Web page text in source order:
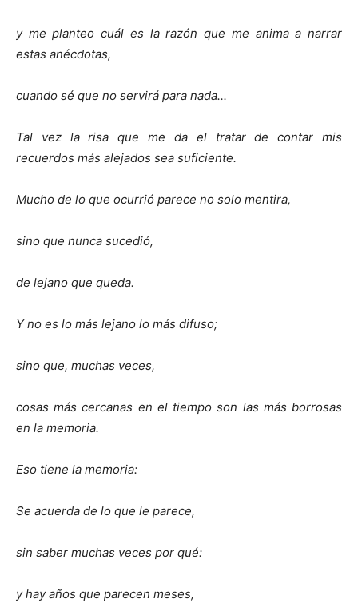
y me planteo cuál es la razón que me anima a narrar
estas anécdotas,
cuando sé que no servirá para nada...
Tal vez la risa que me da el tratar de contar mis
recuerdos más alejados sea suficiente.
Mucho de lo que ocurrió parece no solo mentira,
sino que nunca sucedió,
de lejano que queda.
Y no es lo más lejano lo más difuso;
sino que, muchas veces,
cosas más cercanas en el tiempo son las más borrosas
en la memoria.
Eso tiene la memoria:
Se acuerda de lo que le parece,
sin saber muchas veces por qué:
y hay años que parecen meses,